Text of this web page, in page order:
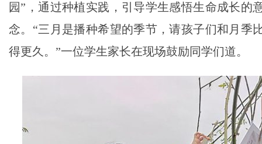
园”，通过种植实践，引导学生感悟生命成长
念。“三月是播种希望的季节，请孩子们和月季
得更久。”一位学生家长在现场鼓励同学们道。